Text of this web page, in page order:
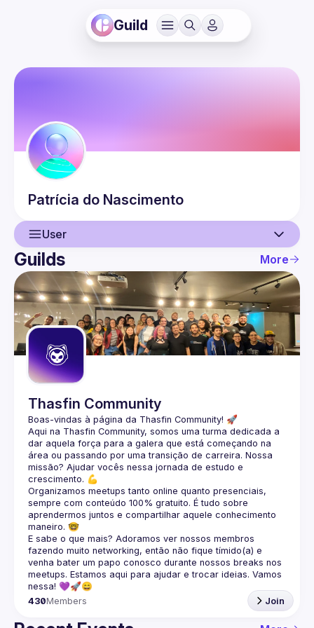
Guild
Patrícia do Nascimento
User
User
Events
Guilds
Guilds More
Thasfin Community
Boas-vindas à página da Thasfin Community! 🚀
Aqui na Thasfin Community, somos uma turma dedicada a
dar aquela força para a galera que está começando na
área ou passando por uma transição de carreira. Nossa
missão? Ajudar vocês nessa jornada de estudo e
crescimento. 💪
Organizamos meetups tanto online quanto presenciais,
sempre com conteúdo 100% gratuito. É tudo sobre
aprendermos juntos e compartilhar aquele conhecimento
maneiro. 🤓
E sabe o que mais? Adoramos ver nossos membros
fazendo muito networking, então não fique tímido(a) e
venha bater um papo conosco durante nossos breaks nos
meetups. Estamos aqui para ajudar e trocar ideias. Vamos
nessa! 💜🚀😄
430Members Join